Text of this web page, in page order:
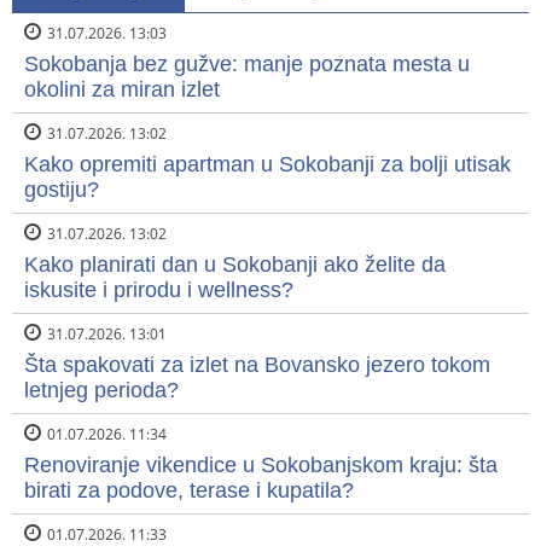
31.07.2026. 13:03
Sokobanja bez gužve: manje poznata mesta u
okolini za miran izlet
31.07.2026. 13:02
Kako opremiti apartman u Sokobanji za bolji utisak
gostiju?
31.07.2026. 13:02
Kako planirati dan u Sokobanji ako želite da
iskusite i prirodu i wellness?
31.07.2026. 13:01
Šta spakovati za izlet na Bovansko jezero tokom
letnjeg perioda?
01.07.2026. 11:34
Renoviranje vikendice u Sokobanjskom kraju: šta
birati za podove, terase i kupatila?
01.07.2026. 11:33